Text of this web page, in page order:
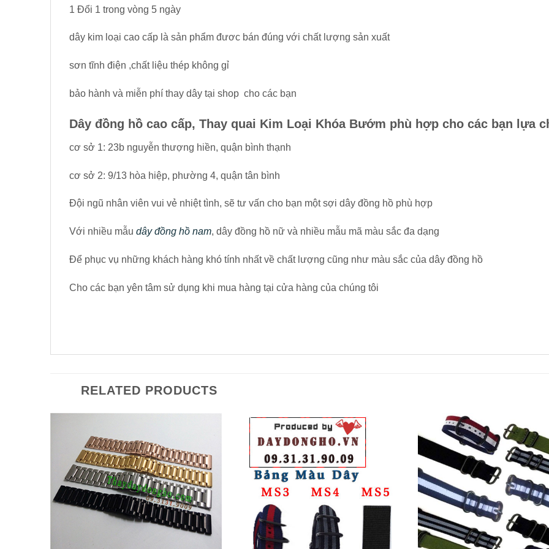
1 Đổi 1 trong vòng 5 ngày
dây kim loại cao cấp là sản phẩm đươc bán đúng với chất lượng sản xuất
sơn tĩnh điện ,chất liệu thép không gỉ
bảo hành và miễn phí thay dây tại shop cho các bạn
Dây đồng hồ cao cấp, Thay quai Kim Loại Khóa Bướm phù hợp cho các bạn lựa
cơ sở 1: 23b nguyễn thượng hiền, quận bình thạnh
cơ sở 2: 9/13 hòa hiệp, phường 4, quận tân bình
Đội ngũ nhân viên vui vẻ nhiệt tình, sẽ tư vấn cho bạn một sợi dây đồng hồ phù hợp
Với nhiều mẫu dây đồng hồ nam, dây đồng hồ nữ và nhiều mẫu mã màu sắc đa dạng
Để phục vụ những khách hàng khó tính nhất về chất lượng cũng như màu sắc của dây đồng hồ
Cho các bạn yên tâm sử dụng khi mua hàng tại cửa hàng của chúng tôi
RELATED PRODUCTS